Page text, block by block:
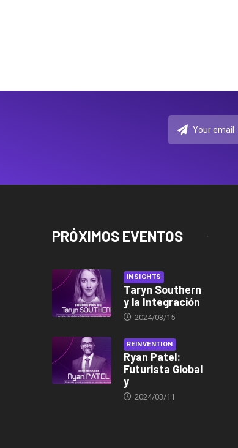
PRÓXIMOS EVENTOS
INSIGHTS
Taryn Southern
y la Integración
2024/03/15
REINVENTION
Ryan Patel:
Futurista Global
y
2024/03/11